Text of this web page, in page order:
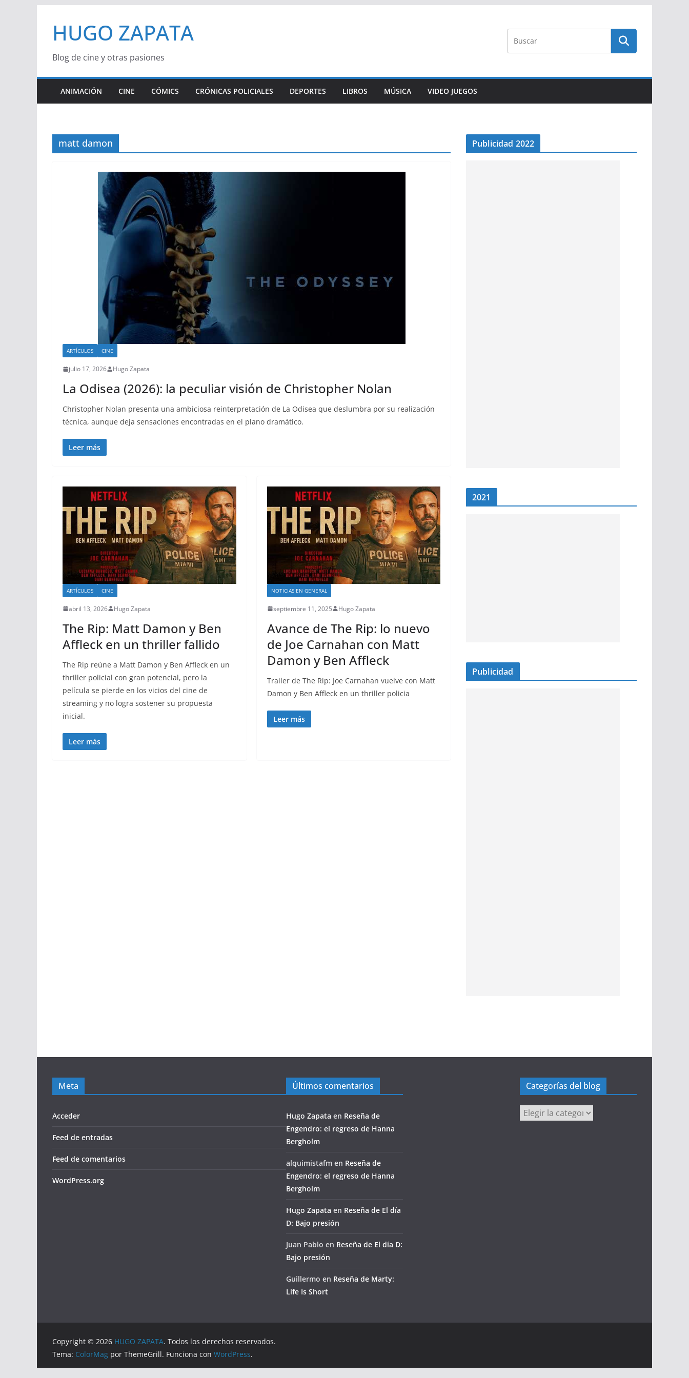
contenido
HUGO ZAPATA
Blog de cine y otras pasiones
ANIMACIÓN CINE CÓMICS CRÓNICAS POLICIALES DEPORTES LIBROS MÚSICA VIDEO JUEGOS
matt damon
ARTÍCULOS CINE
julio 17, 2026 Hugo Zapata
La Odisea (2026): la peculiar visión de Christopher Nolan
Christopher Nolan presenta una ambiciosa reinterpretación de La Odisea que deslumbra por su realización
técnica, aunque deja sensaciones encontradas en el plano dramático.
Leer más
ARTÍCULOS CINE
abril 13, 2026 Hugo Zapata
The Rip: Matt Damon y Ben
Affleck en un thriller fallido
The Rip reúne a Matt Damon y Ben Affleck en un
thriller policial con gran potencial, pero la
película se pierde en los vicios del cine de
streaming y no logra sostener su propuesta
inicial.
Leer más
NOTICIAS EN GENERAL
septiembre 11, 2025 Hugo Zapata
Avance de The Rip: lo nuevo
de Joe Carnahan con Matt
Damon y Ben Affleck
Trailer de The Rip: Joe Carnahan vuelve con Matt
Damon y Ben Affleck en un thriller policia
Leer más
Publicidad 2022
2021
Publicidad
Meta
Acceder
Feed de entradas
Feed de comentarios
WordPress.org
Últimos comentarios
Hugo Zapata en Reseña de
Engendro: el regreso de Hanna
Bergholm
alquimistafm en Reseña de
Engendro: el regreso de Hanna
Bergholm
Hugo Zapata en Reseña de El día
D: Bajo presión
Juan Pablo en Reseña de El día D:
Bajo presión
Guillermo en Reseña de Marty:
Life Is Short
Categorías del blog
Categorías
del
Copyright © 2026 HUGO ZAPATA. Todos los derechos reservados.
Tema: ColorMag por ThemeGrill. Funciona con WordPress.